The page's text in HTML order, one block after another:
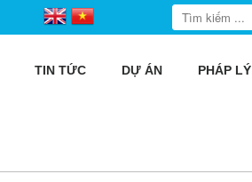
TIN TỨC DỰ ÁN PHÁP LÝ